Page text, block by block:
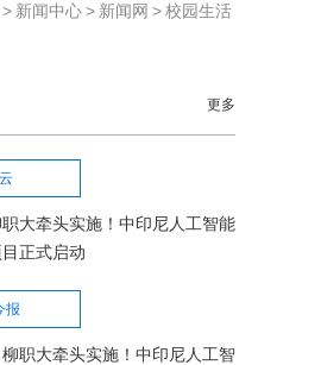
> 新闻中心> 新闻网 >校园生活
更多
职大牵头实施！中印尼人工智能
正式启动
报
柳职大牵头实施！中印尼人工智